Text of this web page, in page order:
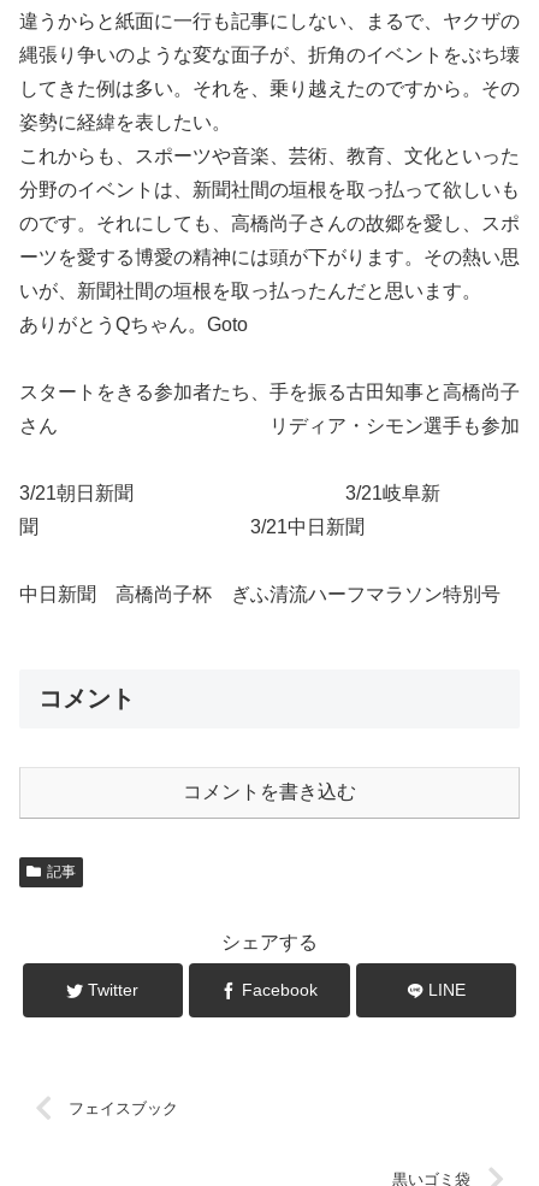
違うからと紙面に一行も記事にしない、まるで、ヤクザの
縄張り争いのような変な面子が、折角のイベントをぶち壊
してきた例は多い。それを、乗り越えたのですから。その
姿勢に経緯を表したい。
これからも、スポーツや音楽、芸術、教育、文化といった
分野のイベントは、新聞社間の垣根を取っ払って欲しいも
のです。それにしても、高橋尚子さんの故郷を愛し、スポ
ーツを愛する博愛の精神には頭が下がります。その熱い思
いが、新聞社間の垣根を取っ払ったんだと思います。
ありがとうQちゃん。Goto
スタートをきる参加者たち、手を振る古田知事と高橋尚子
さん リディア・シモン選手も参加
3/21朝日新聞 3/21岐阜新
聞 3/21中日新聞
中日新聞 高橋尚子杯 ぎふ清流ハーフマラソン特別号
コメント
コメントを書き込む
記事
シェアする
Twitter Facebook LINE
フェイスブック
黒いゴミ袋